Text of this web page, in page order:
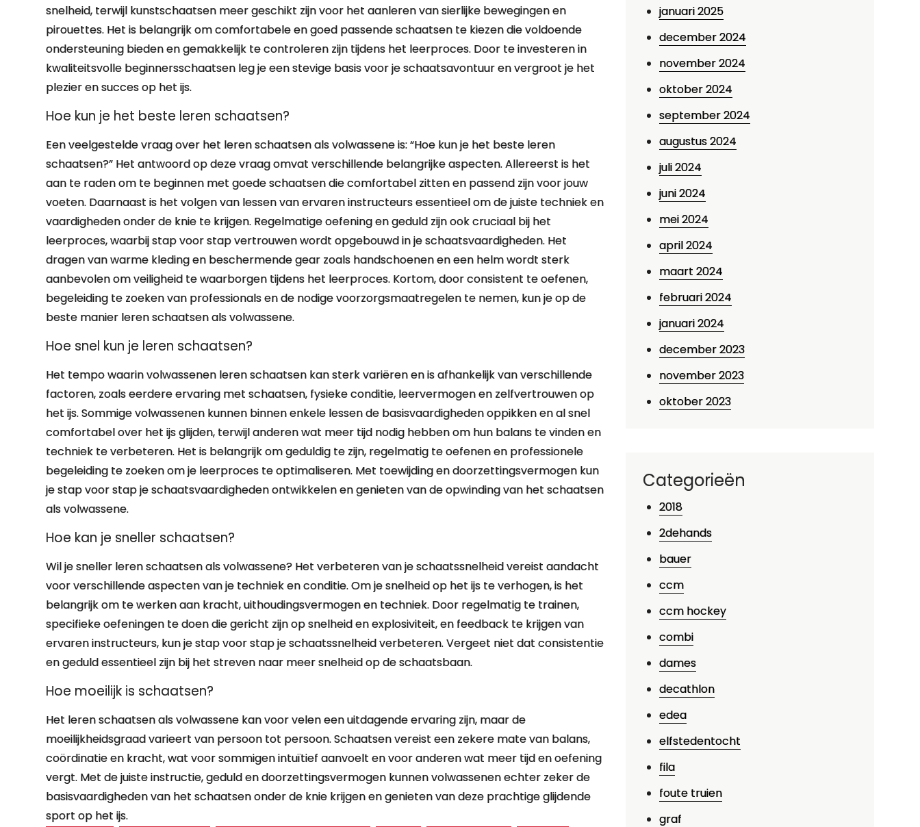
snelheid, terwijl kunstschaatsen meer geschikt zijn voor het aanleren van sierlijke bewegingen en
pirouettes. Het is belangrijk om comfortabele en goed passende schaatsen te kiezen die voldoende
ondersteuning bieden en gemakkelijk te controleren zijn tijdens het leerproces. Door te investeren in
kwaliteitsvolle beginnersschaatsen leg je een stevige basis voor je schaatsavontuur en vergroot je het
plezier en succes op het ijs.
Hoe kun je het beste leren schaatsen?
Een veelgestelde vraag over het leren schaatsen als volwassene is: “Hoe kun je het beste leren
schaatsen?” Het antwoord op deze vraag omvat verschillende belangrijke aspecten. Allereerst is het
aan te raden om te beginnen met goede schaatsen die comfortabel zitten en passend zijn voor jouw
voeten. Daarnaast is het volgen van lessen van ervaren instructeurs essentieel om de juiste techniek en
vaardigheden onder de knie te krijgen. Regelmatige oefening en geduld zijn ook cruciaal bij het
leerproces, waarbij stap voor stap vertrouwen wordt opgebouwd in je schaatsvaardigheden. Het
dragen van warme kleding en beschermende gear zoals handschoenen en een helm wordt sterk
aanbevolen om veiligheid te waarborgen tijdens het leerproces. Kortom, door consistent te oefenen,
begeleiding te zoeken van professionals en de nodige voorzorgsmaatregelen te nemen, kun je op de
beste manier leren schaatsen als volwassene.
Hoe snel kun je leren schaatsen?
Het tempo waarin volwassenen leren schaatsen kan sterk variëren en is afhankelijk van verschillende
factoren, zoals eerdere ervaring met schaatsen, fysieke conditie, leervermogen en zelfvertrouwen op
het ijs. Sommige volwassenen kunnen binnen enkele lessen de basisvaardigheden oppikken en al snel
comfortabel over het ijs glijden, terwijl anderen wat meer tijd nodig hebben om hun balans te vinden en
techniek te verbeteren. Het is belangrijk om geduldig te zijn, regelmatig te oefenen en professionele
begeleiding te zoeken om je leerproces te optimaliseren. Met toewijding en doorzettingsvermogen kun
je stap voor stap je schaatsvaardigheden ontwikkelen en genieten van de opwinding van het schaatsen
als volwassene.
Hoe kan je sneller schaatsen?
Wil je sneller leren schaatsen als volwassene? Het verbeteren van je schaatssnelheid vereist aandacht
voor verschillende aspecten van je techniek en conditie. Om je snelheid op het ijs te verhogen, is het
belangrijk om te werken aan kracht, uithoudingsvermogen en techniek. Door regelmatig te trainen,
specifieke oefeningen te doen die gericht zijn op snelheid en explosiviteit, en feedback te krijgen van
ervaren instructeurs, kun je stap voor stap je schaatssnelheid verbeteren. Vergeet niet dat consistentie
en geduld essentieel zijn bij het streven naar meer snelheid op de schaatsbaan.
Hoe moeilijk is schaatsen?
Het leren schaatsen als volwassene kan voor velen een uitdagende ervaring zijn, maar de
moeilijkheidsgraad varieert van persoon tot persoon. Schaatsen vereist een zekere mate van balans,
coördinatie en kracht, wat voor sommigen intuïtief aanvoelt en voor anderen wat meer tijd en oefening
vergt. Met de juiste instructie, geduld en doorzettingsvermogen kunnen volwassenen echter zeker de
basisvaardigheden van het schaatsen onder de knie krijgen en genieten van deze prachtige glijdende
sport op het ijs.
januari 2025
december 2024
november 2024
oktober 2024
september 2024
augustus 2024
juli 2024
juni 2024
mei 2024
april 2024
maart 2024
februari 2024
januari 2024
december 2023
november 2023
oktober 2023
Categorieën
2018
2dehands
bauer
ccm
ccm hockey
combi
dames
decathlon
edea
elfstedentocht
fila
foute truien
graf